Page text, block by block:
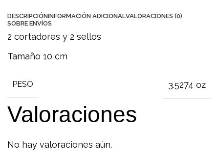
DESCRIPCIÓNINFORMACIÓN ADICIONALVALORACIONES (0)
SOBRE ENVÍOS
2 cortadores y 2 sellos
Tamaño 10 cm
PESO 3.5274 oz
Valoraciones
No hay valoraciones aún.